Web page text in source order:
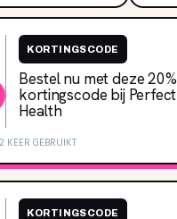
KORTINGSCODE
Bestel nu met deze 20%
kortingscode bij Perfect
Health
KEER GEBRUIKT
KORTINGSCODE